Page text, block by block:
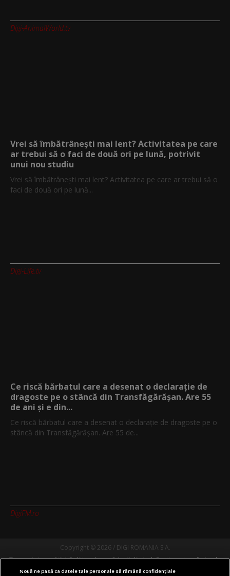
Digi-AnimalWorld.tv
Vrei să îmbătrânești mai lent? Activitatea pe care
ar trebui să o faci de două ori pe lună, potrivit
unui nou studiu
Vrei să îmbătrânești mai lent? Activitatea pe care ar trebui să o
faci de două ori pe lună...
Digi-Life.tv
Ce riscă bărbatul care a desenat o declarație de
dragoste pe o stâncă din Transfăgărășan. Are 55
de ani și e din...
Ce riscă bărbatul care a desenat o declarație de dragoste pe o
stâncă din Transfăgărășan. Are 55 de...
DigiFM.ro
Copyright © 2026 / DIGI ROMANIA S.A.
Termeni si conditii
Politica de confidentialitate
Gestionați preferințele
Comunicate de presă
Abonare Digi TV Contact/Info
Nouă ne pasă ca datele tale personale să rămână confidențiale